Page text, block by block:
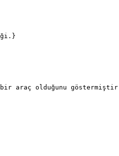
bir araç olduğunu göstermiştir